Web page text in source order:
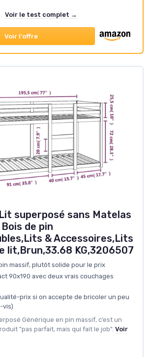
Voir le test complet →
Voir l'offre
superposé sans Matelas
de pin
& Accessoires,Lits
lit,Brun,33.68 KG,3206507
massif, plutôt solide pour le prix
90x190 avec deux vrais couchages
prix si on accepte de bricoler un peu
vis)
Générique en pin massif, c’est un
"pas parfait, mais qui fait le job". Voir